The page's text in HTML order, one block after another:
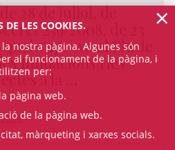
28 de juliol, de
259/2008, de 23
s'aprova el Pla de
fundacions i les
a la ...
DE LES COOKIES.
la nostra pàgina. Algunes són
al funcionament de la pàgina, i
per:
pàgina web.
de la pàgina web.
màrqueting i xarxes socials.
×